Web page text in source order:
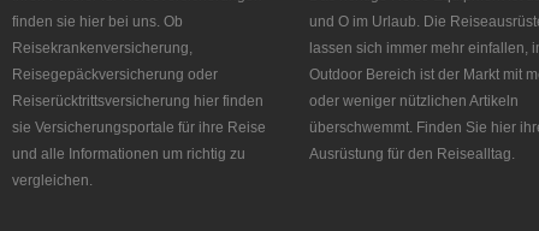
finden sie hier bei uns. Ob
Reisekrankenversicherung,
Reisegepäckversicherung oder
Reiserücktrittsversicherung hier finden
sie Versicherungsportale für ihre Reise
und alle Informationen um richtig zu
vergleichen.
und O im Urlaub. Die
lassen sich immer mehr einfallen,
Outdoor Bereich ist der Markt mit
oder weniger nützlichen Artikeln
überschwemmt. Finden Sie hier
Ausrüstung für den Reisealltag.